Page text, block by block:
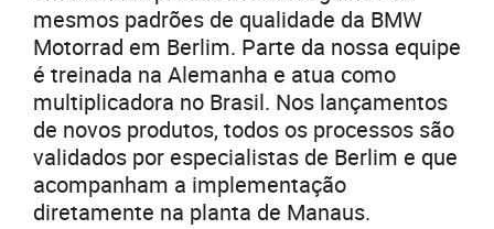
mesmos padrões de qualidade da BMW
Motorrad em Berlim. Parte da nossa equipe
é treinada na Alemanha e atua como
multiplicadora no Brasil. Nos lançamentos
de novos produtos, todos os processos são
validados por especialistas de Berlim e que
acompanham a implementação
diretamente na planta de Manaus.